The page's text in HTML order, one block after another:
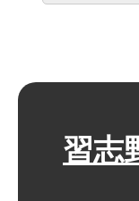
習志